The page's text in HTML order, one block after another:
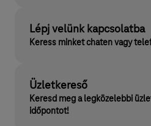
Lépj velünk kapcsolatba
Keress minket chaten vagy
Üzletkereső
Keresd meg a legközelebbi
időpontot!